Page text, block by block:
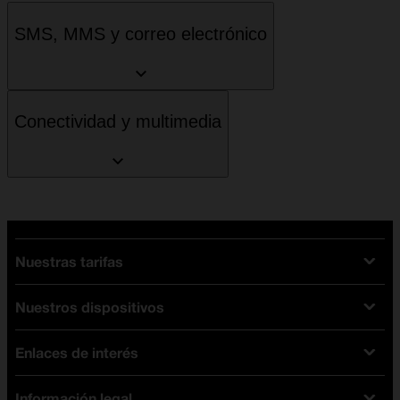
SMS, MMS y correo electrónico
Conectividad y multimedia
Nuestras tarifas
Tarifas Orange
Tarifas fibra y móvil
Tarifas móviles
Tarifas internet y fibra
Nuestros dispositivos
Ofertas en móviles
iPhone
Enlaces de interés